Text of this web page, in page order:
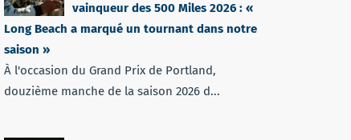
vainqueur des 500 Miles 2026 : «
Long Beach a marqué un tournant dans notre
saison »
À l'occasion du Grand Prix de Portland,
douzième manche de la saison 2026 d...